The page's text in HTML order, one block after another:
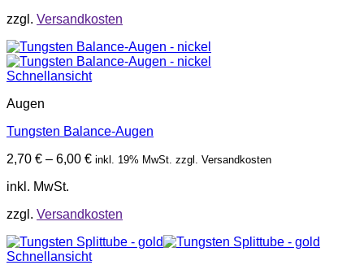
zzgl. Versandkosten
Schnellansicht
Augen
Tungsten Balance-Augen
2,70 € – 6,00 € inkl. 19% MwSt. zzgl. Versandkosten
inkl. MwSt.
zzgl. Versandkosten
Schnellansicht